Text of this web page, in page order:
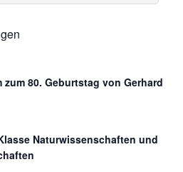
80. Geburtstag von Gerhard
Naturwissenschaften und